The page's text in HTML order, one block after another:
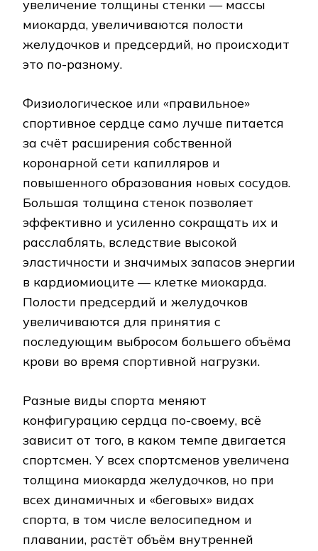
увеличение толщины стенки — массы
миокарда, увеличиваются полости
желудочков и предсердий, но происходит
это по-разному.
Физиологическое или «правильное»
спортивное сердце само лучше питается
за счёт расширения собственной
коронарной сети капилляров и
повышенного образования новых сосудов.
Большая толщина стенок позволяет
эффективно и усиленно сокращать их и
расслаблять, вследствие высокой
эластичности и значимых запасов энергии
в кардиомиоците — клетке миокарда.
Полости предсердий и желудочков
увеличиваются для принятия с
последующим выбросом большего объёма
крови во время спортивной нагрузки.
Разные виды спорта меняют
конфигурацию сердца по-своему, всё
зависит от того, в каком темпе двигается
спортсмен. У всех спортсменов увеличена
толщина миокарда желудочков, но при
всех динамичных и «беговых» видах
спорта, в том числе велосипедном и
плавании, растёт объём внутренней